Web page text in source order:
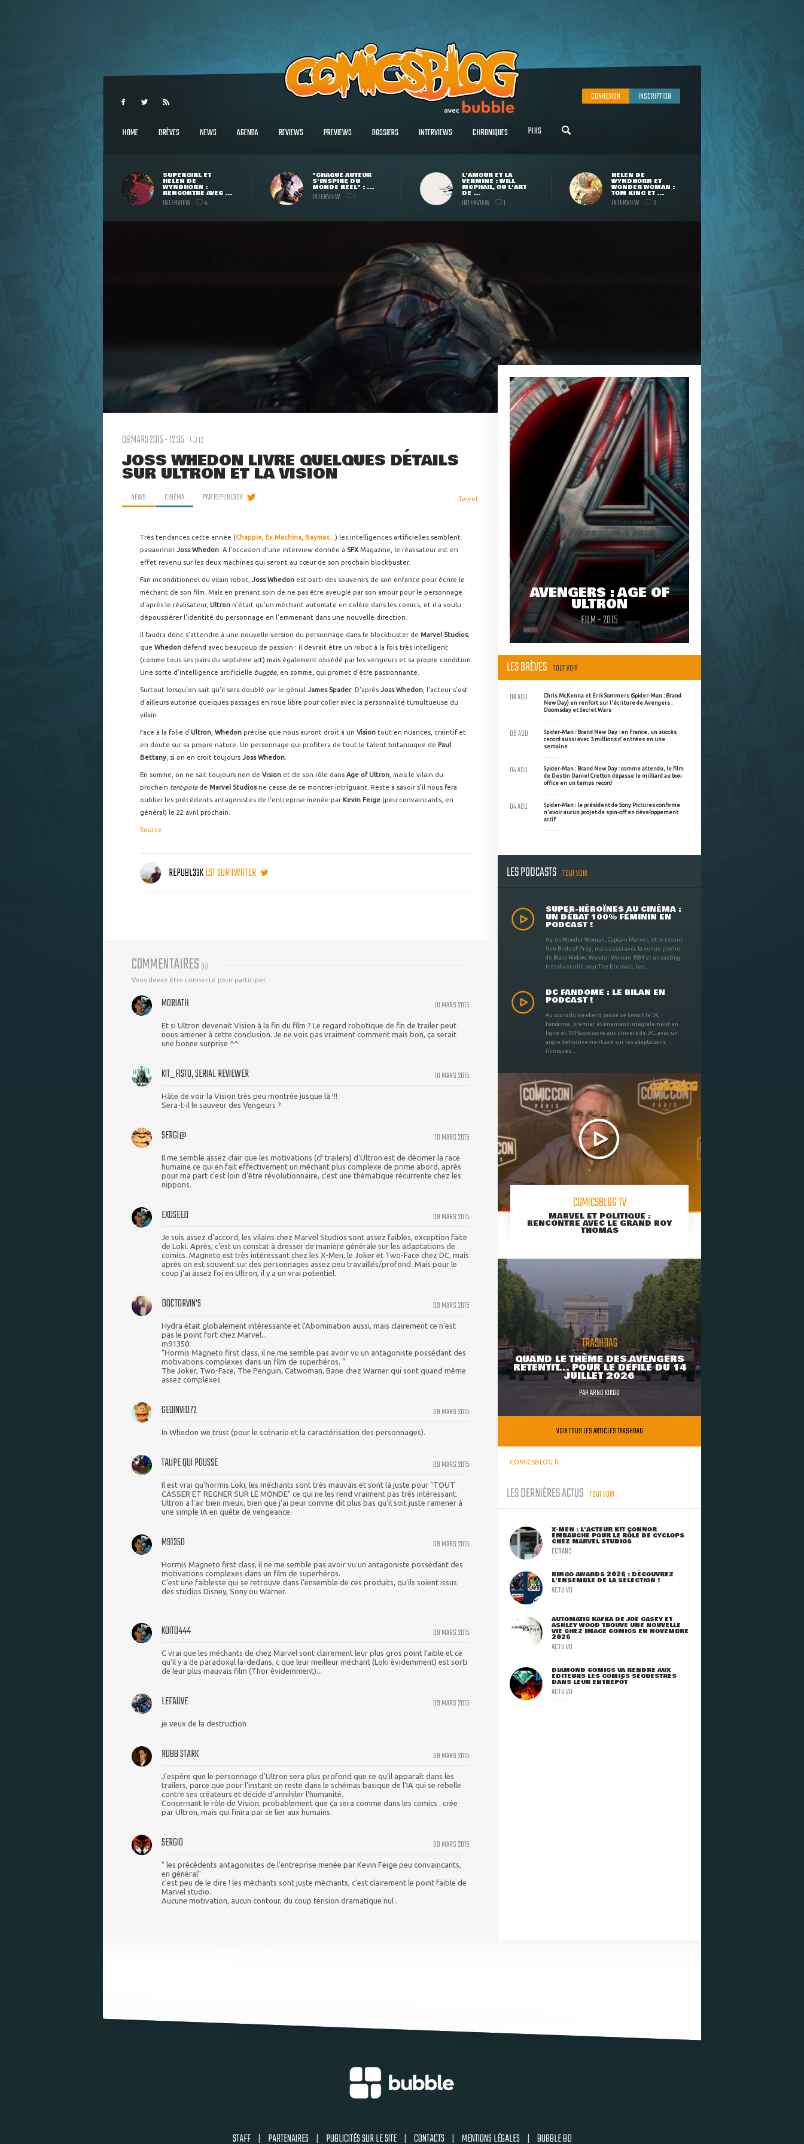
CONNEXION INSCRIPTION
HOME BRÈVES NEWS AGENDA REVIEWS PREVIEWS DOSSIERS INTERVIEWS CHRONIQUES PLUS
SUPERGIRL ET
HELEN DE
WYNDHORN :
RENCONTRE AVEC ...
INTERVIEW 4
"CHAQUE AUTEUR
S'INSPIRE DU
MONDE RÉEL" : ...
INTERVIEW 1
L'AMOUR ET LA
VERMINE : WILL
MCPHAIL, OU L'ART
DE ...
INTERVIEW 1
HELEN DE
WYNDHORN ET
WONDER WOMAN :
TOM KING ET ...
INTERVIEW 3
09 MARS 2015 - 12:35 12
JOSS WHEDON LIVRE QUELQUES DÉTAILS
SUR ULTRON ET LA VISION
NEWS CINÉMA PARREPUBL33K Tweet
Très tendances cette année (Chappie Ex Machina Baymax ...) les intelligences artificielles semblent
passionnerJoss Whedon . A l'occasion d'une interview donnée à SFX Magazine, le réalisateur est en
effet revenu sur les deux machines qui seront au cœur de son prochain blockbuster.
Fan inconditionnel du vilain robot, Joss Whedon est parti des souvenirs de son enfance pour écrire le
méchant de son film. Mais en prenant soin de ne pas être aveuglé par son amour pour le personnage :
d'après le réalisateur, Ultron n'était qu'un méchant automate en colère dans les comics, et il a voulu
dépoussiérer l'identité du personnage en l'emmenant dans une nouvelle direction.
Il faudra donc s'attendre à une nouvelle version du personnage dans le blockbuster de Marvel Studios,
que Whedon défend avec beaucoup de passion : il devrait être un robot à la fois très intelligent
(comme tous ses pairs du septième art) mais également obsédé par les vengeurs et sa propre condition.
Une sorte d'intelligence artificielle buggée, en somme, qui promet d'être passionnante.
Surtout lorsqu'on sait qu'il sera doublé par le génial James Spader. D'après Joss Whedon , l'acteur s'est
d'ailleurs autorisé quelques passages en roue libre pour coller avec la personnalité tumultueuse du
vilain.
Face à la folie d'Ultron Whedon précise que nous auront droit à un Vision tout en nuances, craintif et
en doute sur sa propre nature. Un personnage qui profitera de tout le talent britannique de Paul
Bettany , si on en croit toujours Joss Whedon
En somme, on ne sait toujours rien de Vision et de son rôle dans Age of Ultron , mais le vilain du
prochain tent-pole de Marvel Studiosne cesse de se montrer intriguant. Reste à savoir s'il nous fera
oublier les précédents antagonistes de l'entreprise menée par Kevin Feige (peu convaincants, en
général) le 22 avril prochain.
Source
REPUBL33KEST SUR TWITTER
COMMENTAIRES (12)
Vous devez être connecté pour participer
10 MARS 2015
MORIATH
Et si Ultron devenait Vision à la fin du film ? Le regard robotique de fin de trailer peut
nous amener à cette conclusion. Je ne vois pas vraiment comment mais bon, ça serait
une bonne surprise ^^
10 MARS 2015
KIT_FISTO, SERIAL REVIEWER
Hâte de voir la Vision très peu montrée jusque là !!!
Sera-t-il le sauveur des Vengeurs ?
10 MARS 2015
SERGI@
Il me semble assez clair que les motivations (cf trailers) d'Ultron est de décimer la race
humaine ce qui en fait effectivement un méchant plus complexe de prime abord, après
pour ma part c'est loin d'être révolutionnaire, c'est une thématique récurrente chez les
nippons.
09 MARS 2015
EXOSEED
Je suis assez d'accord, les vilains chez Marvel Studios sont assez faibles, exception faite
de Loki. Après, c'est un constat à dresser de manière générale sur les adaptations de
comics. Magneto est très intéressant chez les X-Men, le Joker et Two-Face chez DC, mais
après on est souvent sur des personnages assez peu travaillés/profond. Mais pour le
coup j'ai assez foi en Ultron, il y a un vrai potentiel.
09 MARS 2015
DOCTORVIN'S
Hydra était globalement intéressante et l'Abomination aussi, mais clairement ce n'est
pas le point fort chez Marvel...
m91350:
"Hormis Magneto first class, il ne me semble pas avoir vu un antagoniste possédant des
motivations complexes dans un film de superhéros. "
The Joker, Two-Face, The Penguin, Catwoman, Bane chez Warner qui sont quand même
assez complexes
09 MARS 2015
GEOINVID72
In Whedon we trust (pour le scénario et la caractérisation des personnages).
09 MARS 2015
TAUPE QUI POUSSE
Il est vrai qu'hormis Loki, les méchants sont très mauvais et sont là juste pour "TOUT
CASSER ET REGNER SUR LE MONDE" ce qui ne les rend vraiment pas très intéressant.
Ultron a l'air bien mieux, bien que j'ai peur comme dit plus bas qu'il soit juste ramener à
une simple IA en quête de vengeance.
09 MARS 2015
M91350
Hormis Magneto first class, il ne me semble pas avoir vu un antagoniste possédant des
motivations complexes dans un film de superhéros.
C'est une faiblesse qui se retrouve dans l'ensemble de ces produits, qu'ils soient issus
des studios Disney, Sony ou Warner.
09 MARS 2015
KOITO444
C vrai que les méchants de chez Marvel sont clairement leur plus gros point faible et ce
qu'il y a de paradoxal la-dedans, c que leur meilleur méchant (Loki évidemment) est sorti
de leur plus mauvais film (Thor évidemment)...
09 MARS 2015
LEFAUVE
je veux de la destruction
09 MARS 2015
ROBB STARK
J'espère que le personnage d'Ultron sera plus profond que ce qu'il apparaît dans les
trailers, parce que pour l'instant on reste dans le schémas basique de l'IA qui se rebelle
contre ses créateurs et décide d'annihiler l'humanité.
Concernant le rôle de Vision, probablement que ça sera comme dans les comics : crée
par Ultron, mais qui finira par se lier aux humains.
09 MARS 2015
SERGIO
" les précédents antagonistes de l'entreprise menée par Kevin Feige peu convaincants,
en général"
c'est peu de le dire ! les méchants sont juste méchants, c'est clairement le point faible de
Marvel studio.
Aucune motivation, aucun contour, du coup tension dramatique nul .
AVENGERS : AGE OF
ULTRON
FILM - 2015
LES BRÈVES TOUT VOIR
Chris McKenna et Erik Sommers (Spider-Man : Brand
New Day) en renfort sur l'écriture de Avengers :
Doomsday et Secret Wars
06 AOU
Spider-Man : Brand New Day : en France, un succès
record aussi avec 3 millions d'entrées en une
semaine
05 AOU
Spider-Man : Brand New Day : comme attendu, le film
de Destin Daniel Cretton dépasse le milliard au box-
office en un temps record
04 AOU
Spider-Man : le président de Sony Pictures confirme
n'avoir aucun projet de spin-off en développement
actif
04 AOU
LES PODCASTS TOUT VOIR
SUPER-HÉROÏNES AU CINÉMA :
UN DÉBAT 100% FÉMININ EN
PODCAST !
Après Wonder Woman, Captain Marvel, et le récent
film Birds of Prey, mais aussi avec la venue proche
de Black Widow, Wonder Woman 1984 et un casting
très diversifié pour The Eternals, les ...
DC FANDOME : LE BILAN EN
PODCAST !
Au cours du weekend passé se tenait le DC
Fandome, premier évènement intégralement en
ligne et 100% consacré aux univers de DC, avec un
angle définitivement axé sur les adaptations
filmiques ...
COMICSBLOG TV
MARVEL ET POLITIQUE :
RENCONTRE AVEC LE GRAND ROY
THOMAS
TRASHBAG
QUAND LE THÈME DES AVENGERS
RETENTIT... POUR LE DÉFILÉ DU 14
JUILLET 2026
PARARNO KIKOO
VOIR TOUS LES ARTICLES TRASHBAG
COMICSBLOG.fr
LES DERNIÈRES ACTUS TOUT VOIR
X-MEN : L'ACTEUR KIT CONNOR
EMBAUCHÉ POUR LE RÔLE DE CYCLOPS
CHEZ MARVEL STUDIOS
ECRANS
RINGO AWARDS 2026 : DÉCOUVREZ
L'ENSEMBLE DE LA SÉLECTION !
ACTU VO
AUTOMATIC KAFKA DE JOE CASEY ET
ASHLEY WOOD TROUVE UNE NOUVELLE
VIE CHEZ IMAGE COMICS EN NOVEMBRE
2026
ACTU VO
DIAMOND COMICS VA RENDRE AUX
ÉDITEURS LES COMICS SÉQUESTRÉS
DANS LEUR ENTREPÔT
ACTU VO
STAFF | PARTENAIRES | PUBLICITÉS SUR LE SITE | CONTACTS | MENTIONS LÉGALES | BUBBLE BD